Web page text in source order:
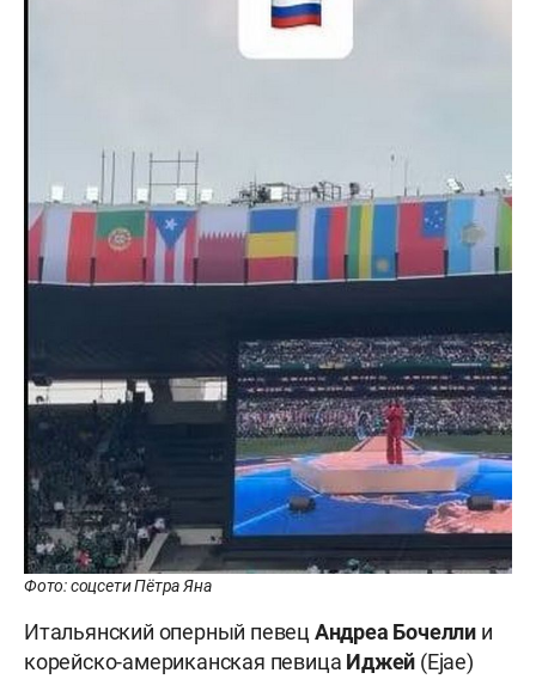
Фото: соцсети Пётра Яна
Итальянский оперный певецАндреа Бочелли и
корейско-американская певица Иджей (Ejae)